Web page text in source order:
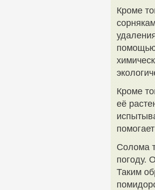
Кроме
Кроме
её
Солома
погоду.
Таким